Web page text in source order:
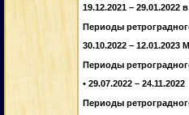
19.12.2021 – 29.01.2022
Периоды
30.10.2022 – 12.01.2023
Периоды
• 29.07.2022 – 24.11.2022
Периоды